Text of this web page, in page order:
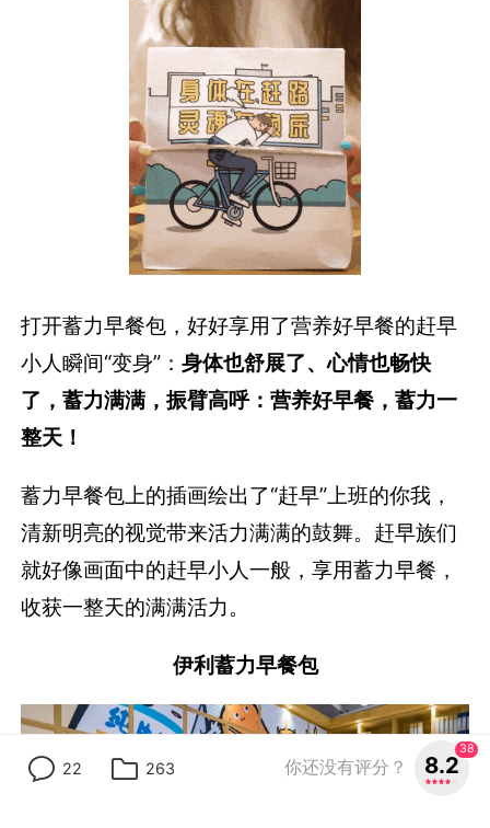
打开蓄力早餐包，好好享用了营养好早餐的赶早
小人瞬间“变身”：身体也舒展了、心情也畅快
了，蓄力满满，振臂高呼：营养好早餐，蓄力一
整天！
蓄力早餐包上的插画绘出了“赶早”上班的你我，
清新明亮的视觉带来活力满满的鼓舞。赶早族们
就好像画面中的赶早小人一般，享用蓄力早餐，
收获一整天的满满活力。
伊利蓄力早餐包
22 263 你还没有评分？ 8.2
38